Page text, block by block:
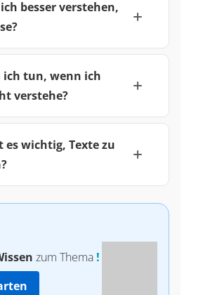
besser verstehen,
ich tun, wenn ich
verstehe?
es wichtig, Texte zu
zum Thema !